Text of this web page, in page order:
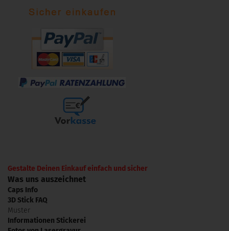
Gestalte Deinen Einkauf einfach und sicher
Was uns auszeichnet
Caps Info
3D Stick FAQ
Muster
Informationen Stickerei